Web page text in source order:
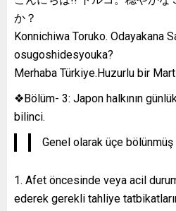
か？
Konnichiwa Toruko. Odayakana
osugoshidesyouka?
Merhaba Türkiye.Huzurlu bir
❖Bölüm- 3: Japon halkının
bilinci.
Genel olarak üçe bölünmüş
Afet öncesinde veya acil
ederek gerekli tahliye